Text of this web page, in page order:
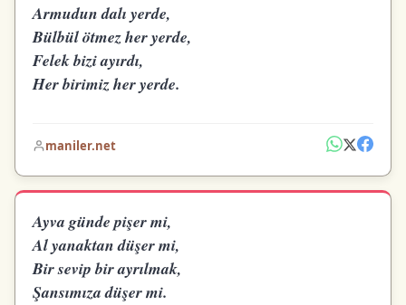
Armudun dalı yerde,
Bülbül ötmez her yerde,
Felek bizi ayırdı,
Her birimiz her yerde.
maniler.net
Ayva günde pişer mi,
Al yanaktan düşer mi,
Bir sevip bir ayrılmak,
Şansımıza düşer mi.